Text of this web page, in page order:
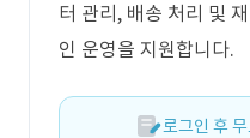
터 관리, 배송 처리 및
인 운영을 지원합니다.
로그인 후